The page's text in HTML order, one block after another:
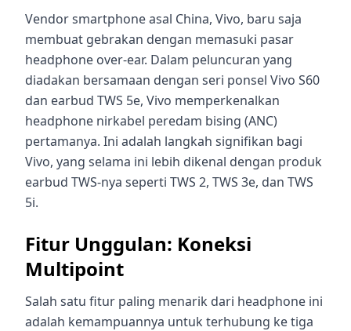
Vendor smartphone asal China, Vivo, baru saja
membuat gebrakan dengan memasuki pasar
headphone over-ear. Dalam peluncuran yang
diadakan bersamaan dengan seri ponsel Vivo S60
dan earbud TWS 5e, Vivo memperkenalkan
headphone nirkabel peredam bising (ANC)
pertamanya. Ini adalah langkah signifikan bagi
Vivo, yang selama ini lebih dikenal dengan produk
earbud TWS-nya seperti TWS 2, TWS 3e, dan TWS
5i.
Fitur Unggulan: Koneksi
Multipoint
Salah satu fitur paling menarik dari headphone ini
adalah kemampuannya untuk terhubung ke tiga